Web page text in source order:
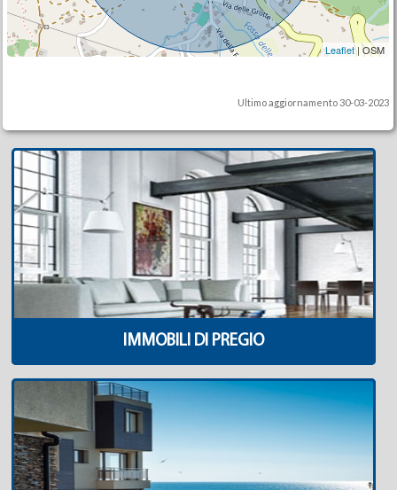
Leaflet| OSM
Ultimo aggiornamento 30-03-2023
IMMOBILI DI PREGIO